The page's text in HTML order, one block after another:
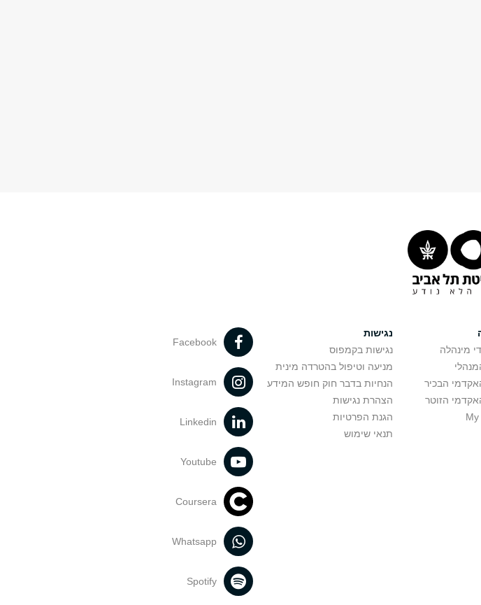
מינהלה
הבכיר
הזוטר
נגישות
נגישות בקמפוס
מניעה וטיפול בהטרדה מינית
הנחיות בדבר חוק חופש המידע
הצהרת נגישות
הגנת הפרטיות
תנאי שימוש
Facebook
Instagram
Linkedin
Youtube
Coursera
Whatsapp
Spotify